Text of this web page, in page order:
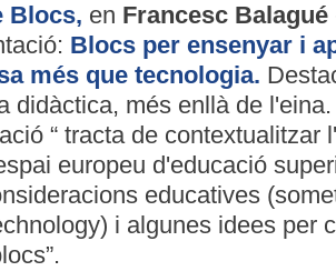
Blocs, en Francesc Balagué
Blocs per ensenyar i
més que tecnologia.
didàctica, més enllà de l'eina.
“ tracta de contextualitzar
europeu d'educació
educatives
i algunes idees per